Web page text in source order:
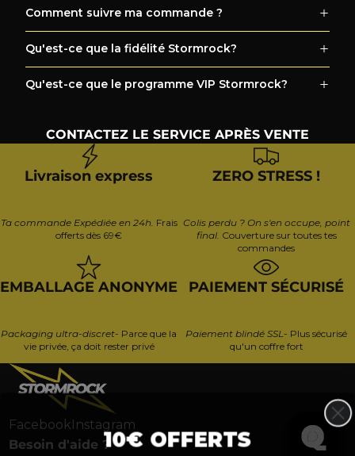
Comment suivre ma commande ?
Qu'est-ce que la fidélité Stormrock?
Qu'est-ce que le programme VIP Stormrock?
CONTACTEZ LE SERVICE APRÈS VENTE
Livraison express
Ta commande Expédiée en 24h. Frais
offerts dès 69€
ZERO STRESS !
Colis perdu ? On s'en occupe, point
final. Couverture sur toutes tes
commandes
EMBALLAGE ANONYME
Packaging ultra-discret- Parce que la
vie privée, ça doit rester privé
PAIEMENT SÉCURISÉ
Paiement blindé SSL - Plus sécurisé
qu'un coffre fort
FacebookInstagram
Besoin d'aide ?10€ OFFERTS